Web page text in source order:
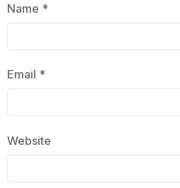
Name *
Email *
Website